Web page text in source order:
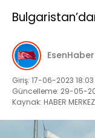
EsenHaber
Giriş: 17-06-2023 18:03
Güncelleme: 29-05-
Kaynak: HABER